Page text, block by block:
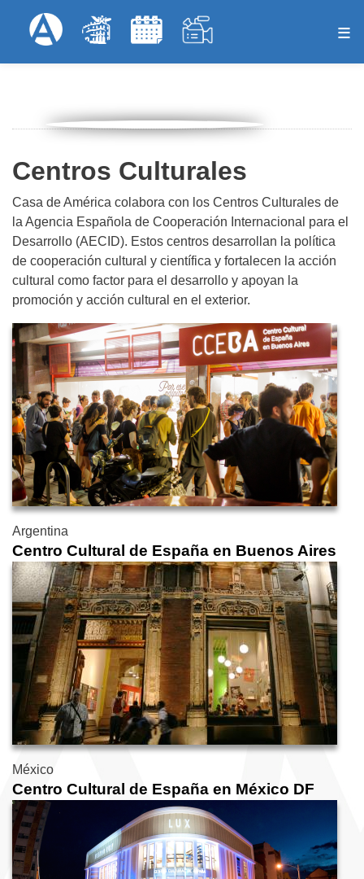
al
Menú Superior
Centros Culturales
Casa de América colabora con los Centros Culturales de
la Agencia Española de Cooperación Internacional para el
Desarrollo (AECID). Estos centros desarrollan la política
de cooperación cultural y científica y fortalecen la acción
cultural como factor para el desarrollo y apoyan la
promoción y acción cultural en el exterior.
Argentina
Centro Cultural de España en Buenos Aires
México
Centro Cultural de España en México DF